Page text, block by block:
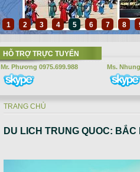
1 2 3 4 5 6 7 8
HỖ TRỢ TRỰC TUYẾN
Mr. Phương 0975.699.988 Ms.
Bạn đang ở đây
TRANG CHỦ
DU LICH TRUNG QUOC: